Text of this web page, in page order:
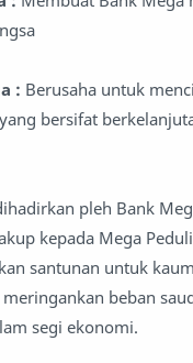
: Berusaha untuk
bersifat
pleh Bank
kepada Mega
santunan untuk
beban
segi ekonomi.